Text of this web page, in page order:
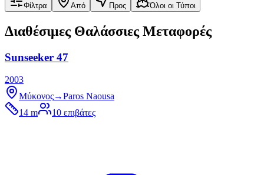
Φίλτρα Από Προς Όλοι οι Τύποι
Διαθέσιμες Θαλάσσιες Μεταφορές
Sunseeker 47
2003
Μύκονος→Paros Naousa
14 m
10 επιβάτες